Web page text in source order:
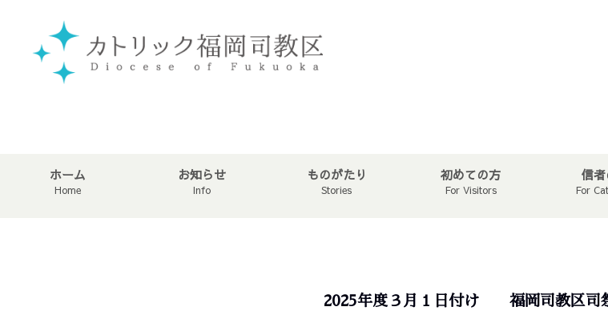
ホーム
Home
お知らせ
Info
ものがたり
Stories
初めての方
For Visitors
信
For
2025年度３月１日付け 福岡司教区司